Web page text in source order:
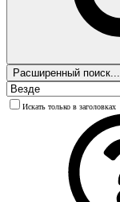
Расширенный поиск...
Искать только в заголовках